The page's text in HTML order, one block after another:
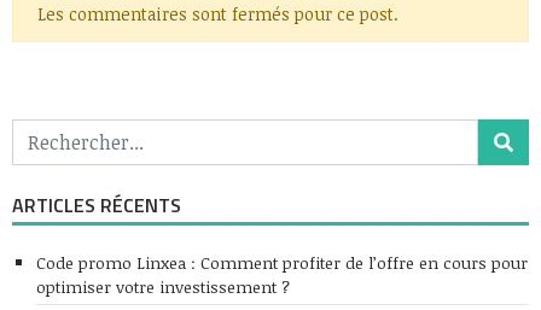
Les commentaires sont fermés pour ce post.
ARTICLES RÉCENTS
Code promo Linxea : Comment profiter de l’offre en cours pour
optimiser votre investissement ?